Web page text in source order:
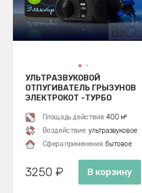
УЛЬТРАЗВУКОВОЙ
ОТПУГИВАТЕЛЬ ГРЫЗУНОВ
ЭЛЕКТРОКОТ -ТУРБО
Площадь действия: 400 м²
Воздействие: ультразвуковое
Сфера применения: бытовое
3250 ₽ В корзину